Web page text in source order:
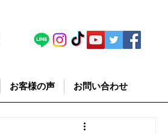
お客様の声 お問い合わせ